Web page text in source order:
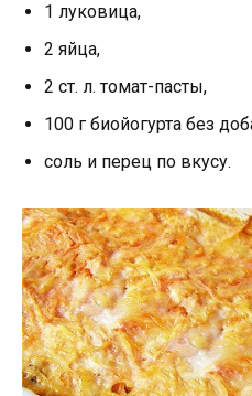
1 луковица,
2 яйца,
2 ст. л. томат-пасты,
100 г биойогурта без
соль и перец по вкусу.